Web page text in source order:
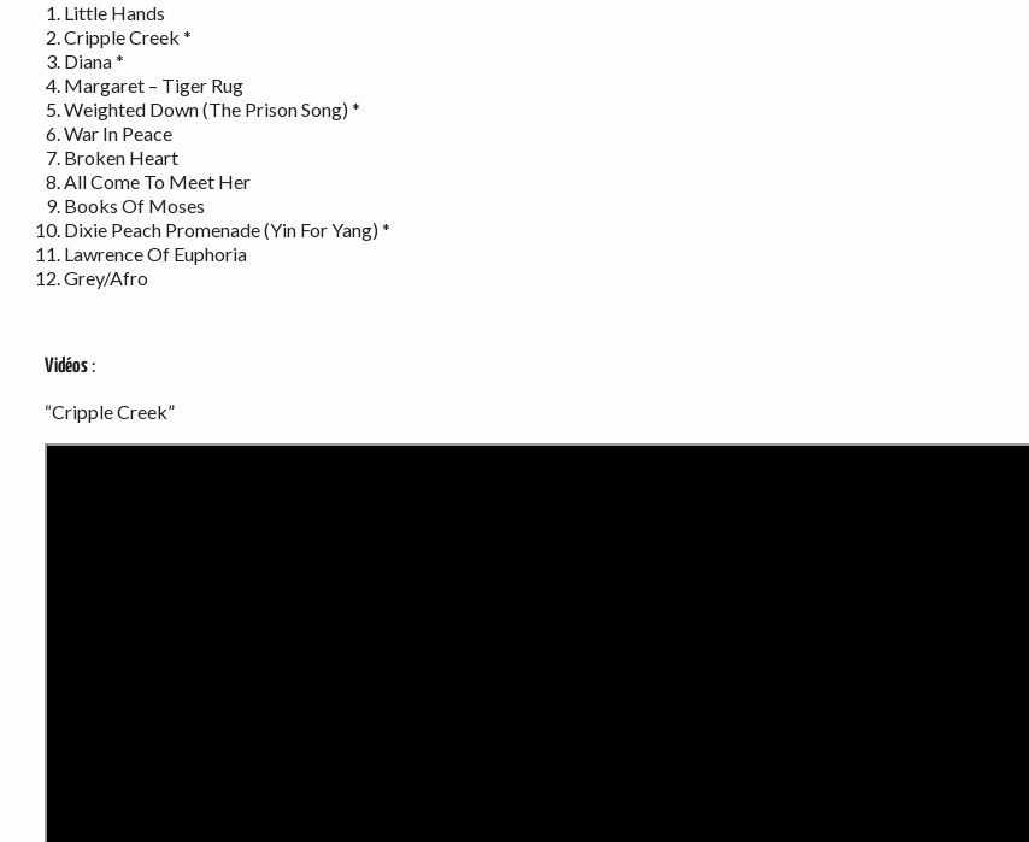
Little Hands
Cripple Creek *
Diana *
Margaret – Tiger Rug
Weighted Down (The Prison Song) *
War In Peace
Broken Heart
All Come To Meet Her
Books Of Moses
Dixie Peach Promenade (Yin For Yang) *
Lawrence Of Euphoria
Grey/Afro
Vidéos:
“Cripple Creek”